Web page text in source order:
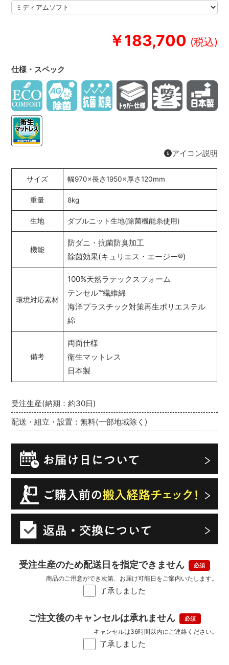
￥183,700
受注生産(納期：約30日)
配送・組立・設置：無料(一部地域除く)
受注生産のため配送日を指定できません
了承しました
商品のご用意ができ次第、お届け可能日をご案内いたします。
ご注文後のキャンセルは承れません
了承しました
キャンセルは36時間以内にご連絡ください。
仕様・スペック
アイコン説明
サイズ 幅970×長さ1950×厚さ120mm
重量 8kg
生地 ダブルニット生地(除菌機能糸使用)
機能
防ダニ・抗菌防臭加工
除菌効果(キュリエス・エージー®)
環境対応素材
100%天然ラテックスフォーム
テンセル™繊維綿
海洋プラスチック対策再生ポリエステル
綿
備考
両面仕様
衛生マットレス
日本製